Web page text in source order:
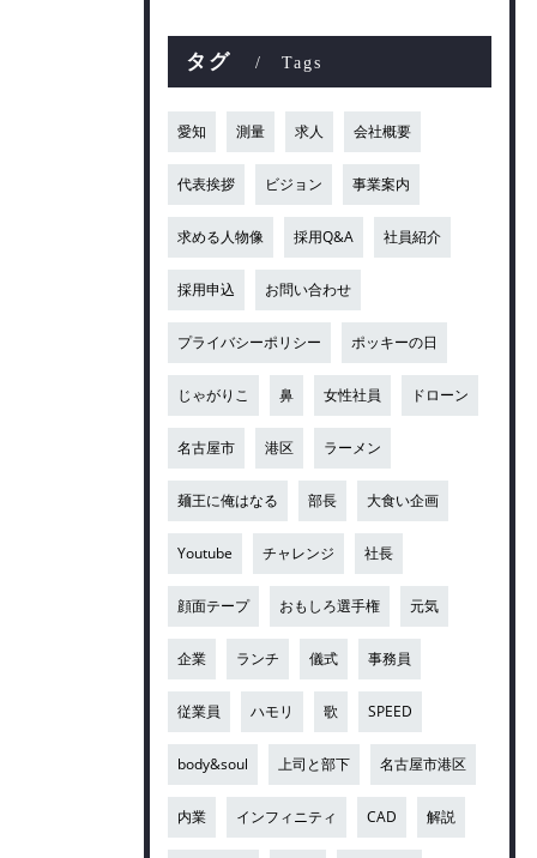
タグ Tags
愛知 測量 求人 会社概要
代表挨拶 ビジョン 事業案内
求める人物像 採用Q&A 社員紹介
採用申込 お問い合わせ
プライバシーポリシー ポッキーの日
じゃがりこ 鼻 女性社員 ドローン
名古屋市 港区 ラーメン
麺王に俺はなる 部長 大食い企画
Youtube チャレンジ 社長
顔面テープ おもしろ選手権 元気
企業 ランチ 儀式 事務員
従業員 ハモリ 歌 SPEED
body&soul 上司と部下 名古屋市港区
内業 インフィニティ CAD 解説